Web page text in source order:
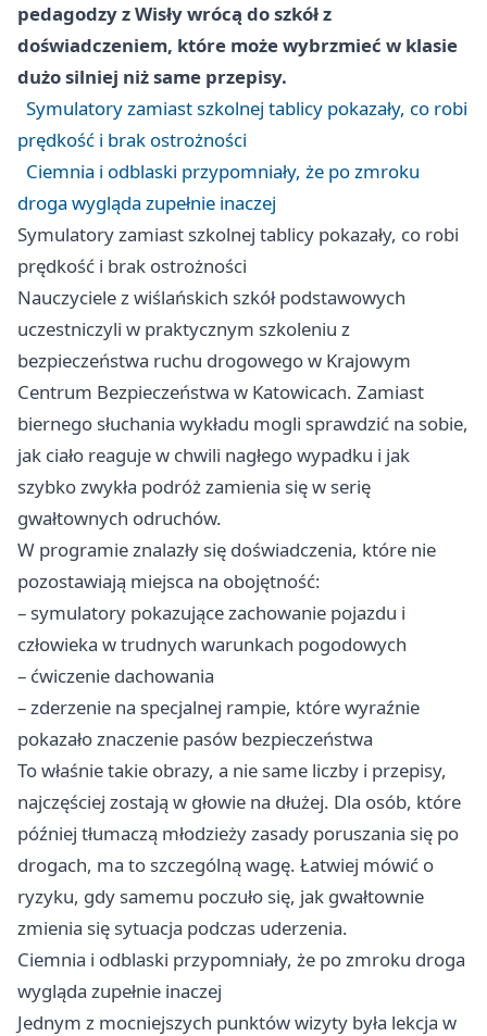
pedagodzy z Wisły wrócą do szkół z
doświadczeniem, które może wybrzmieć w klasie
dużo silniej niż same przepisy.
Symulatory zamiast szkolnej tablicy pokazały, co robi
prędkość i brak ostrożności
Ciemnia i odblaski przypomniały, że po zmroku
droga wygląda zupełnie inaczej
Symulatory zamiast szkolnej tablicy pokazały, co robi
prędkość i brak ostrożności
Nauczyciele z wiślańskich szkół podstawowych
uczestniczyli w praktycznym szkoleniu z
bezpieczeństwa ruchu drogowego w Krajowym
Centrum Bezpieczeństwa w Katowicach. Zamiast
biernego słuchania wykładu mogli sprawdzić na sobie,
jak ciało reaguje w chwili nagłego wypadku i jak
szybko zwykła podróż zamienia się w serię
gwałtownych odruchów.
W programie znalazły się doświadczenia, które nie
pozostawiają miejsca na obojętność:
– symulatory pokazujące zachowanie pojazdu i
człowieka w trudnych warunkach pogodowych
– ćwiczenie dachowania
– zderzenie na specjalnej rampie, które wyraźnie
pokazało znaczenie pasów bezpieczeństwa
To właśnie takie obrazy, a nie same liczby i przepisy,
najczęściej zostają w głowie na dłużej. Dla osób, które
później tłumaczą młodzieży zasady poruszania się po
drogach, ma to szczególną wagę. Łatwiej mówić o
ryzyku, gdy samemu poczuło się, jak gwałtownie
zmienia się sytuacja podczas uderzenia.
Ciemnia i odblaski przypomniały, że po zmroku droga
wygląda zupełnie inaczej
Jednym z mocniejszych punktów wizyty była lekcja w